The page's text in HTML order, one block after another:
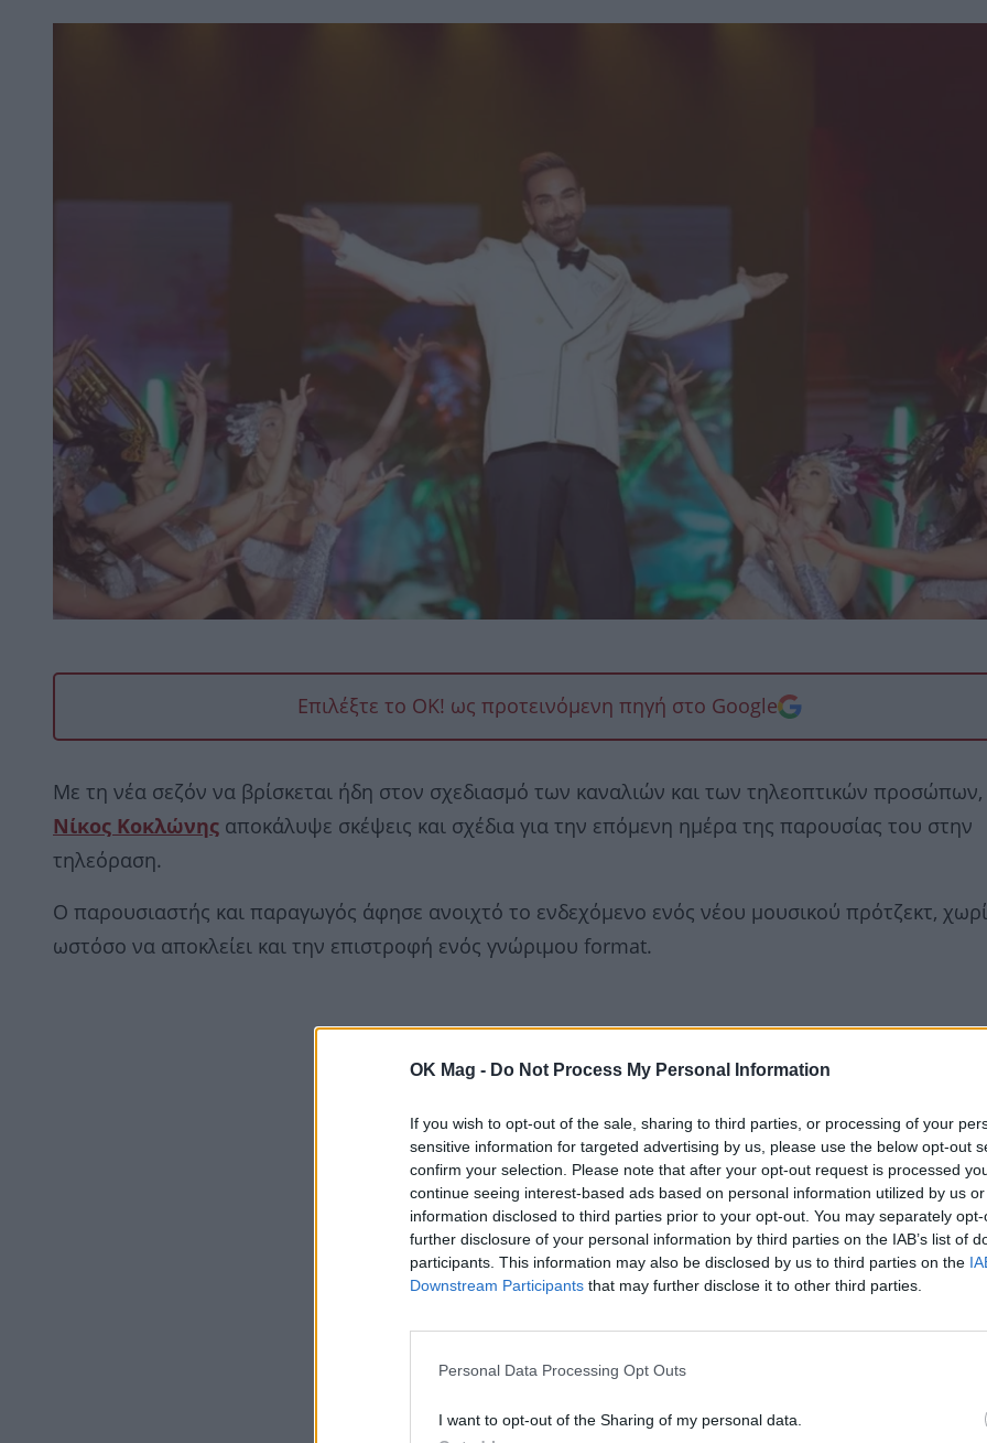
OK Mag - Do Not Process My Personal Information
If you wish to opt-out of the sale, sharing to third parties, or processing of your
sensitive information for targeted advertising by us, please use the below opt-out
confirm your selection. Please note that after your opt-out request is processed
continue seeing interest-based ads based on personal information utilized by us
information disclosed to third parties prior to your opt-out. You may separately
further disclosure of your personal information by third parties on the IAB’s list of
participants. This information may also be disclosed by us to third parties on the
Downstream Participants that may further disclose it to other third parties.
Personal Data Processing Opt Outs
I want to opt-out of the Sharing of my personal data.
Επιλέξτε το OK! ως προτεινόμενη πηγή στο Google
Με τη νέα σεζόν να βρίσκεται ήδη στον σχεδιασμό των καναλιών και των τηλεοπτικών
Νίκος Κοκλώνης αποκάλυψε σκέψεις και σχέδια για την επόμενη ημέρα της παρουσίας του στην
τηλεόραση.
Ο παρουσιαστής και παραγωγός άφησε ανοιχτό το ενδεχόμενο ενός νέου μουσικού πρότζεκτ,
ωστόσο να αποκλείει και την επιστροφή ενός γνώριμου format.